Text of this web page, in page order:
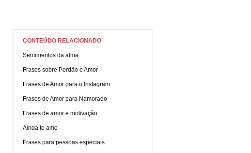
CONTEÚDO RELACIONADO
Sentimentos da alma
Frases sobre Perdão e Amor
Frases de Amor para o Instagram
Frases de Amor para Namorado
Frases de amor e motivação
Ainda te amo
Frases para pessoas especiais